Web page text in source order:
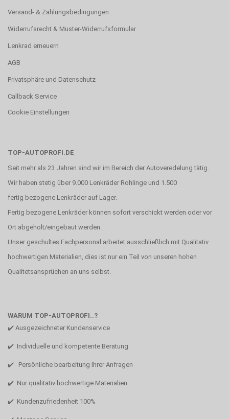
Versand- & Zahlungsbedingungen
Widerrufsrecht & Muster-Widerrufsformular
Lenkrad erneuern
AGB
Privatsphäre und Datenschutz
Callback Service
Cookie Einstellungen
TOP-AUTOPROFI.DE
Seit mehr als 23 Jahren sind wir im Bereich der Autoveredelung tätig.
Wir haben stetig über 9.000 Lenkräder Rohlinge und 1.500
fertig bezogene Lenkräder auf Lager.
Fertig bezogene Lenkräder können sofort verschickt werden oder vor
Ort abgeholt/eingebaut werden.
Unser geschultes Fachpersonal arbeitet ausschließlich mit Qualitativ
hochwertigen Materialien, dies ist nur ein Teil von unseren hohen
Qualitetsansprüchen an uns selbst.
WARUM TOP-AUTOPROFI..?
✔️ Ausgezeichneter Kundenservice
✔️ Individuelle und kompetente Beratung
✔️ Persönliche bearbeitung Ihrer Anfragen
✔️ Nur qualitativ hochwertige Materialien
✔️ Kundenzufriedenheit 100%